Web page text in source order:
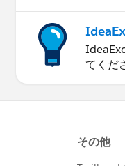
てくだ